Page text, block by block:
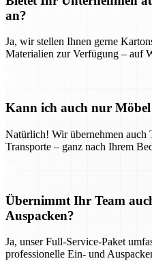
an?
Ja, wir stellen Ihnen gerne
Materialien zur Verfügung – auf
Kann ich auch nur Möbel
Natürlich! Wir übernehmen auch
Transporte – ganz nach Ihrem
Übernimmt Ihr Team
Auspacken?
Ja, unser Full-Service-Paket
professionelle Ein- und